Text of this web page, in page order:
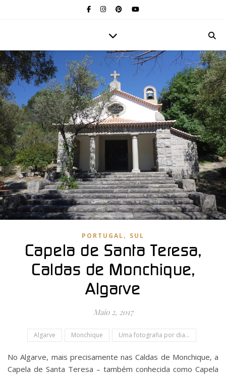
PORTUGAL, SUL
Capela de Santa Teresa,
Caldas de Monchique,
Algarve
Maio 2, 2017
Algarve Monchique Uma fotografia por dia...
No Algarve, mais precisamente nas Caldas de Monchique, a
Capela de Santa Teresa – também conhecida como Capela